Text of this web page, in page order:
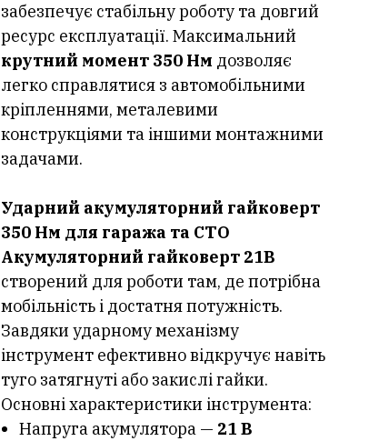
забезпечує стабільну роботу та довгий
ресурс експлуатації. Максимальний
крутний момент 350 Нм дозволяє
легко справлятися з автомобільними
кріпленнями, металевими
конструкціями та іншими монтажними
задачами.
Ударний акумуляторний гайковерт
350 Нм для гаража та СТО
Акумуляторний гайковерт 21В
створений для роботи там, де потрібна
мобільність і достатня потужність.
Завдяки ударному механізму
інструмент ефективно відкручує навіть
туго затягнуті або закислі гайки.
Основні характеристики інструмента:
Напруга акумулятора — 21 В